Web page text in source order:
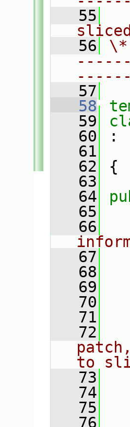
   55
   56
   57
   58
   59
   60
:
   61
   62
{
   63
   64
   65
   66
   67
   68
   69
   70
   71
   72
to
   73
   74
   75
   76